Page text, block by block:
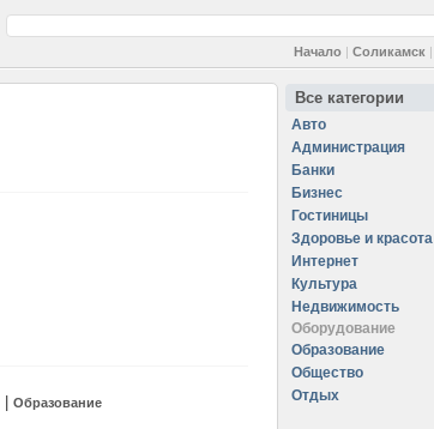
Начало | Соликамск |
Образование
Все категории
Авто
Администрация
Банки
Бизнес
Гостиницы
Здоровье и красота
Интернет
Культура
Недвижимость
Оборудование
Образование
Общество
Отдых